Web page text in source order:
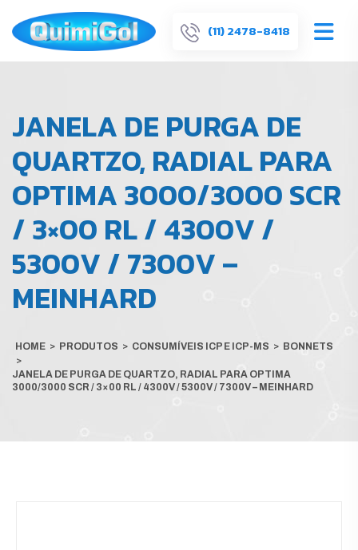
(11) 2478-8418
JANELA DE PURGA DE
QUARTZO, RADIAL PARA
OPTIMA 3000/3000 SCR
/ 3×00 RL / 4300V /
5300V / 7300V –
MEINHARD
HOME > PRODUTOS > CONSUMÍVEIS ICP E ICP-MS > BONNETS
>
JANELA DE PURGA DE QUARTZO, RADIAL PARA OPTIMA
3000/3000 SCR / 3×00 RL / 4300V / 5300V / 7300V – MEINHARD